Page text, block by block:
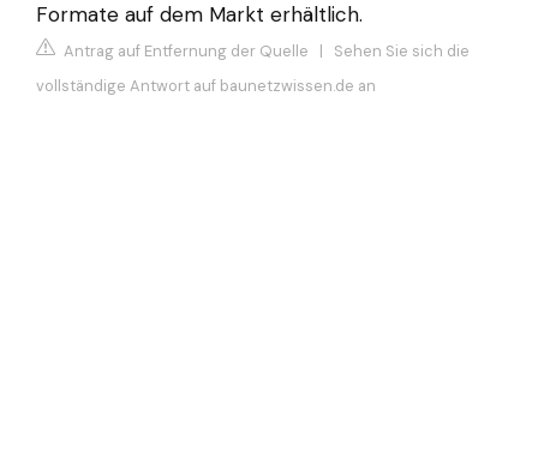
Formate auf dem Markt erhältlich.
Antrag auf Entfernung der Quelle | Sehen Sie sich die
vollständige Antwort auf baunetzwissen.de an